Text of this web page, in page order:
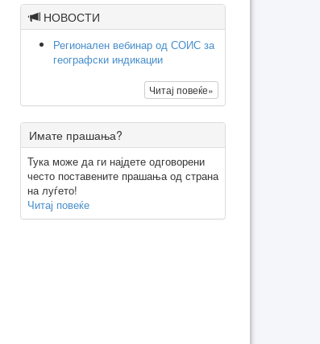
НОВОСТИ
Регионален вебинар од СОИС за
географски индикации
Читај повеќе»
Имате прашања?
Тука може да ги најдете одговорени
често поставените прашања од страна
на луѓето!
Читај повеќе